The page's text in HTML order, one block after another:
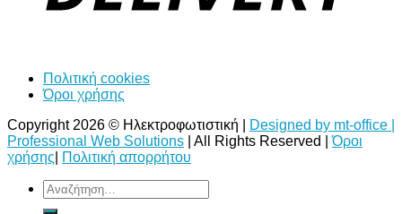
Πολιτική cookies
Όροι χρήσης
Copyright 2026 © Ηλεκτροφωτιστική |
Designed by mt-office |
Professional Web Solutions | All Rights Reserved |Όροι
χρήσης
Πολιτική απορρήτου
Αναζήτηση
για: